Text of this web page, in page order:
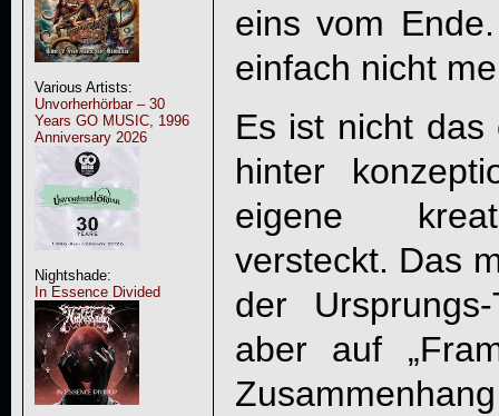
Various Artists:
Unvorherhörbar – 30
Years GO MUSIC, 1996
Anniversary 2026
Nightshade:
In Essence Divided
eins vom
einfach nicht
Es ist nicht das
hinter
eigene
versteckt. Das
der
aber auf